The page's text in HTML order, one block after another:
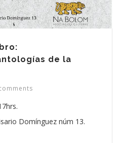
de la
Domínguez núm 13.